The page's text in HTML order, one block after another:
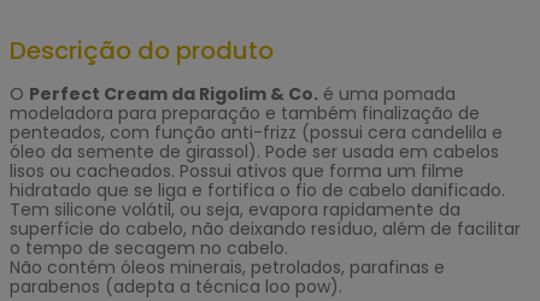
Descrição do produto
O Perfect Cream da Rigolim & Co. é uma pomada
modeladora para preparação e também finalização de
penteados, com função anti-frizz (possui cera candelila e
óleo da semente de girassol). Pode ser usada em cabelos
lisos ou cacheados. Possui ativos que forma um filme
hidratado que se liga e fortifica o fio de cabelo danificado.
Tem silicone volátil, ou seja, evapora rapidamente da
superfície do cabelo, não deixando resíduo, além de facilitar
o tempo de secagem no cabelo.
Não contém óleos minerais, petrolados, parafinas e
parabenos (adepta a técnica loo pow).